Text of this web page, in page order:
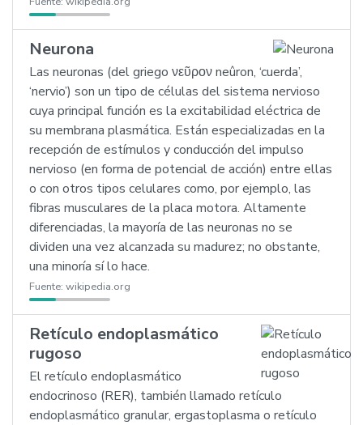
Neurona
Las neuronas (del griego νεῦρον neûron, ‘cuerda’,
‘nervio’) son un tipo de células del sistema nervioso
cuya principal función es la excitabilidad eléctrica de
su membrana plasmática. Están especializadas en la
recepción de estímulos y conducción del impulso
nervioso (en forma de potencial de acción) entre ellas
o con otros tipos celulares como, por ejemplo, las
fibras musculares de la placa motora. Altamente
diferenciadas, la mayoría de las neuronas no se
dividen una vez alcanzada su madurez; no obstante,
una minoría sí lo hace.
Fuente: wikipedia.org
Retículo endoplasmático
rugoso
El retículo endoplasmático
endocrinoso (RER), también llamado retículo
endoplasmático granular, ergastoplasma o retículo